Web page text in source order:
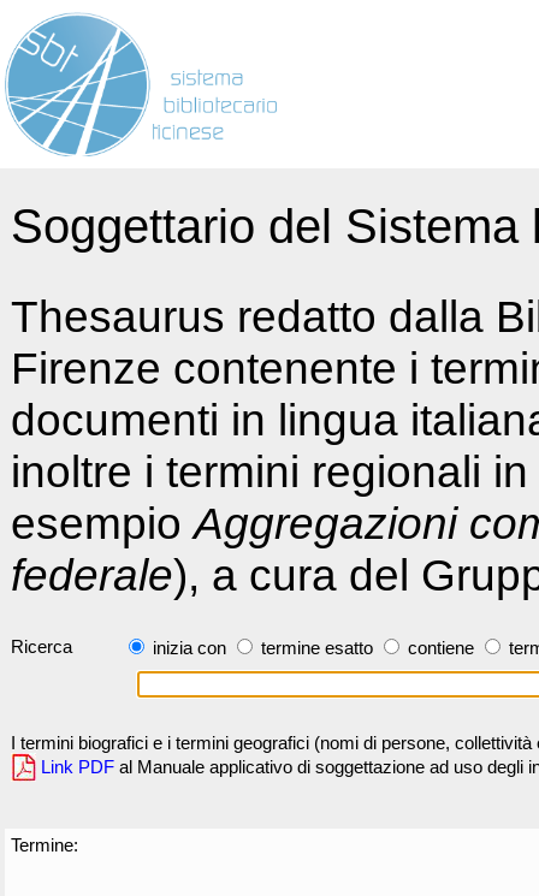
Soggettario del
Thesaurus redatto dalla
Firenze contenente i
documenti in lingua
inoltre i termini regionali
esempioAggregazioni
federale), a cura del
Ricerca inizia con termine esatto contiene
I termini biografici e i termini geografici (nomi di persone,
Link PDF al Manuale applicativo di soggettazione ad uso degli
Termine: